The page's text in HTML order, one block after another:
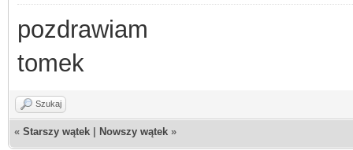
pozdrawiam
tomek
Szukaj
« Starszy wątek Nowszy wątek »